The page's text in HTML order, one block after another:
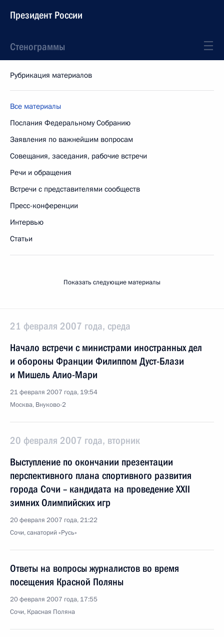
Президент России
Стенограммы
Рубрикация материалов
Все материалы
Послания Федеральному Собранию
Заявления по важнейшим вопросам
Совещания, заседания, рабочие встречи
Речи и обращения
Встречи с представителями сообществ
Пресс-конференции
Интервью
Статьи
Показать следующие материалы
21 февраля 2007 года, среда
Начало встречи с министрами иностранных дел
и обороны Франции Филиппом Дуст-Блази
и Мишель Алио-Мари
21 февраля 2007 года, 19:54
Москва, Внуково-2
20 февраля 2007 года, вторник
Выступление по окончании презентации
перспективного плана спортивного развития
города Сочи – кандидата на проведение XXII
зимних Олимпийских игр
20 февраля 2007 года, 21:22
Сочи, санаторий «Русь»
Ответы на вопросы журналистов во время
посещения Красной Поляны
20 февраля 2007 года, 17:55
Сочи, Красная Поляна